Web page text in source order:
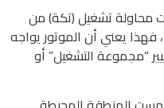
محاولة تشغيل (تكة) من
فهذا يعني أن الموتور يواجه
“مجموعة التشغيل” أو